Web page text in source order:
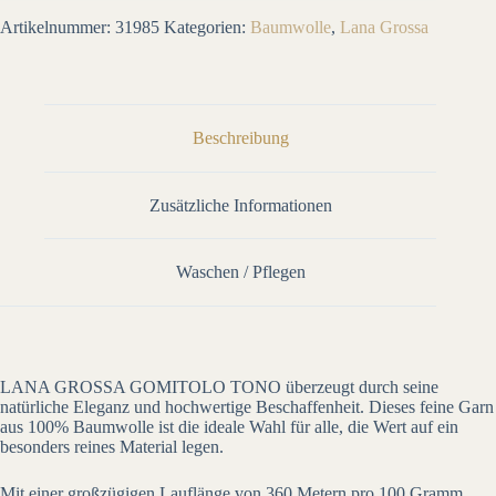
Artikelnummer: 31985 Kategorien: Baumwolle, Lana Grossa
Beschreibung
Zusätzliche Informationen
Waschen / Pflegen
LANA GROSSA GOMITOLO TONO überzeugt durch seine
natürliche Eleganz und hochwertige Beschaffenheit. Dieses feine Garn
aus 100% Baumwolle ist die ideale Wahl für alle, die Wert auf ein
besonders reines Material legen.